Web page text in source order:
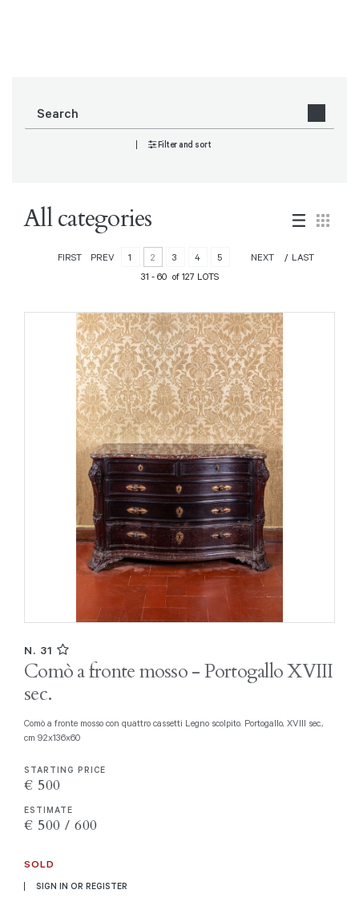
Filter and sort
All categories
31 - 60 of 127 LOTS
FIRST PREV 1 2 3 4 5 NEXT LAST
N. 31
Comò a fronte mosso - Portogallo XVIII
sec.
Comò a fronte mosso con quattro cassetti Legno scolpito. Portogallo, XVIII sec.,
cm 92x136x60
STARTING PRICE
€ 500
ESTIMATE
€ 500 / 600
SOLD
SIGN IN OR REGISTER